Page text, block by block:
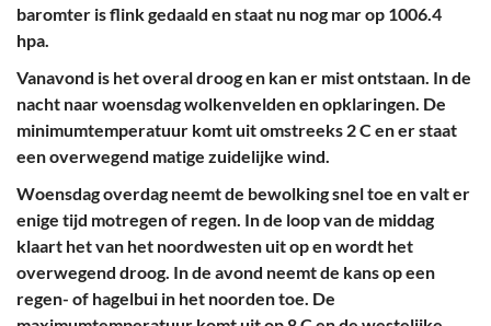
baromter is flink gedaald en staat nu nog mar op 1006.4
hpa.
Vanavond is het overal droog en kan er mist ontstaan. In de
nacht naar woensdag wolkenvelden en opklaringen. De
minimumtemperatuur komt uit omstreeks 2 C en er staat
een overwegend matige zuidelijke wind.
Woensdag overdag neemt de bewolking snel toe en valt er
enige tijd motregen of regen. In de loop van de middag
klaart het van het noordwesten uit op en wordt het
overwegend droog. In de avond neemt de kans op een
regen- of hagelbui in het noorden toe. De